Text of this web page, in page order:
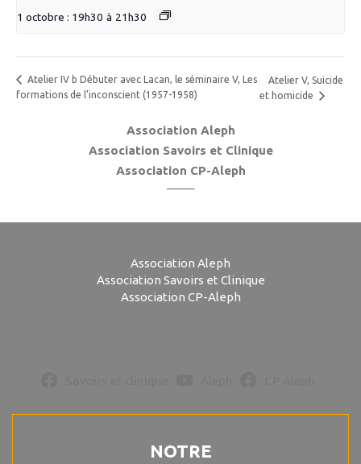
1 octobre : 19h30 à 21h30
Atelier IV b Débuter avec Lacan, le séminaire V, Les
formations de l’inconscient (1957-1958)
Atelier V, Suicide
et homicide
Association Aleph
Association Savoirs et Clinique
Association CP-Aleph
Association Aleph
Association Savoirs et Clinique
Association CP-Aleph
NOTRE